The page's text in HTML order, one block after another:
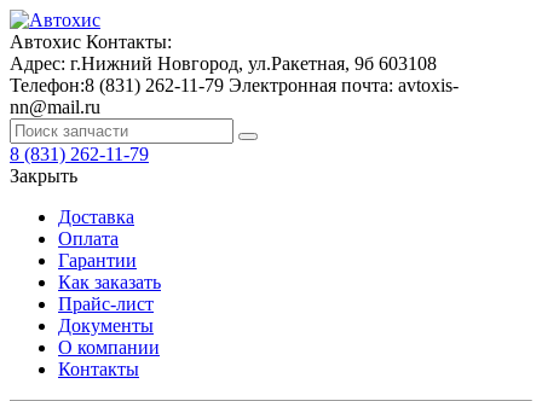
Автохис Контакты:
Адрес: г.Нижний Новгород, ул.Ракетная, 9б 603108
Телефон:8 (831) 262-11-79 Электронная почта: avtoxis-
nn@mail.ru
8 (831) 262-11-79
Закрыть
Доставка
Оплата
Гарантии
Как заказать
Прайс-лист
Документы
О компании
Контакты